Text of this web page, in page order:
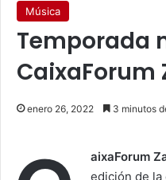
Música
Temporada
CaixaForum
enero 26, 2022 3 minutos
aixaForum
edición de la